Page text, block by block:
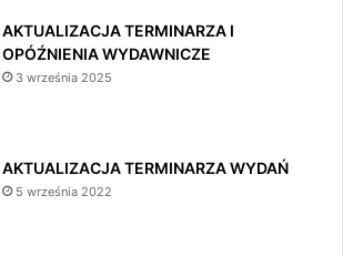
AKTUALIZACJA TERMINARZA I
OPÓŹNIENIA WYDAWNICZE
3 września 2025
AKTUALIZACJA TERMINARZA WYDAŃ
5 września 2022